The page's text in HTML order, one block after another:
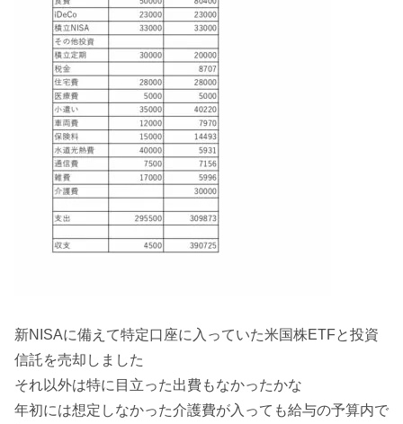
新NISAに備えて特定口座に入っていた米国株ETFと投資
信託を売却しました
それ以外は特に目立った出費もなかったかな
年初には想定しなかった介護費が入っても給与の予算内で